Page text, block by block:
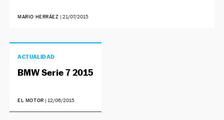
MARIO HERRÁEZ | 21/07/2015
ACTUALIDAD
BMW Serie 7 2015
EL MOTOR | 12/06/2015